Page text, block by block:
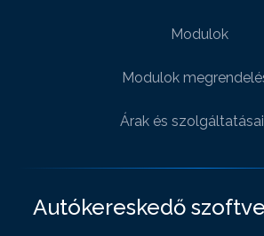
Modulok
Modulok
Árak és
Autókereskedő